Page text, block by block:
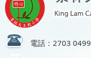
電話：2703 0499